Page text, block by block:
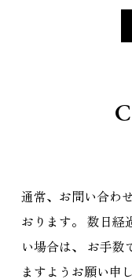
C
通常、お問い合わ
おります。 数日経
い場合は、
お手数
ますようお願い申